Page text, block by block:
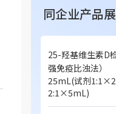
同企业产品
25-羟基维生素D
强免疫比浊法）
25mL(试剂
2:1×5mL)